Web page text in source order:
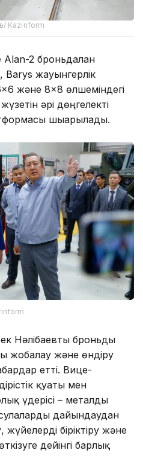
Kazinform
2 броньдалған
Barys жауынгерлік
және 8×8 өлшеміндегі
әрі дөңгелекті
шығарылады.
Нәлібаевты броньды
жобалау және өндіру
етті. Вице-
қуаты мен
үдерісі – металды
дайындаудан
біріктіру және
дейінгі барлық